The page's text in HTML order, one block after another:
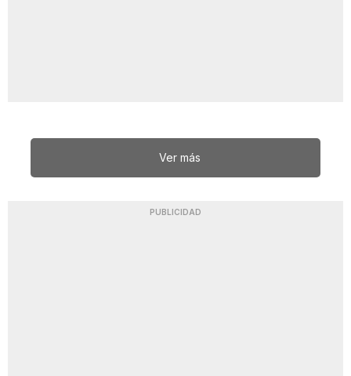
Ver más
PUBLICIDAD